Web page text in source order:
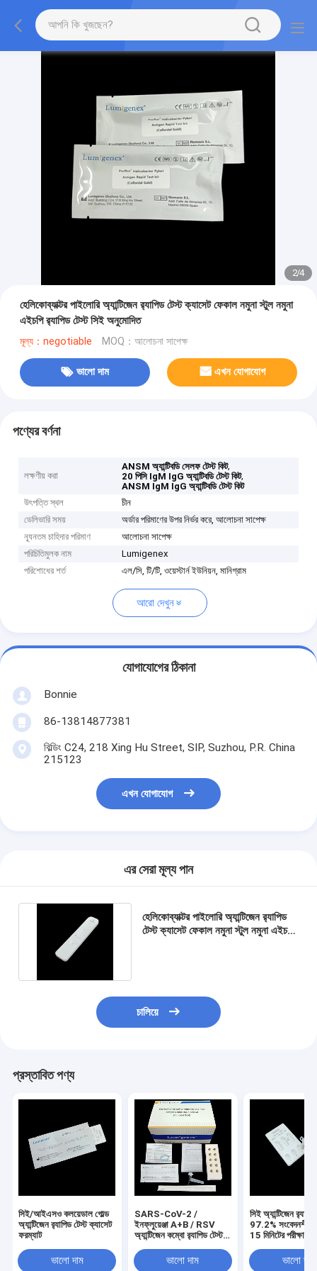
2/4
হেলিকোব্যাক্টর পাইলোরি অ্যান্টিজেন র‌্যাপিড টেস্ট ক্যাসেট ফেকাল নমুনা স্টুল নমুনা
এইচপি র‌্যাপিড টেস্ট সিই অনুমোদিত
মূল্য：negotiable MOQ：আলোচনা সাপেক্ষ
ভালো দাম এখন যোগাযোগ
পণ্যের বর্ণনা
লক্ষণীয় করা
ANSM অ্যান্টিবডি সেলফ টেস্ট কিট,
20 পিসি IgM IgG অ্যান্টিবডি টেস্ট কিট,
ANSM IgM IgG অ্যান্টিবডি টেস্ট কিট
উৎপত্তি স্থল
চীন
ডেলিভারি সময়
অর্ডার পরিমাণের উপর নির্ভর করে, আলোচনা সাপেক্ষ
ন্যূনতম চাহিদার পরিমাণ
আলোচনা সাপেক্ষ
পরিচিতিমুলক নাম
Lumigenex
পরিশোধের শর্ত
এল/সি, টি/টি, ওয়েস্টার্ন ইউনিয়ন, মানিগ্রাম
আরো দেখুন
যোগাযোগের ঠিকানা
Bonnie
86-13814877381
বিল্ডিং C24, 218 Xing Hu Street, SIP, Suzhou, P.R. China
215123
এখন যোগাযোগ
এর সেরা মূল্য পান
হেলিকোব্যাক্টর পাইলোরি অ্যান্টিজেন র‌্যাপিড
টেস্ট ক্যাসেট ফেকাল নমুনা স্টুল নমুনা এইচপি
চালিয়ে
প্রস্তাবিত পণ্য
সিই/আইএসও কলয়েডাল গোল্ড
অ্যান্টিজেন র‌্যাপিড টেস্ট ক্যাসেট
ফরম্যাট
ভালো দাম
SARS-CoV-2 /
ইনফ্লুয়েঞ্জা A+B / RSV
অ্যান্টিজেন কম্বো র‌্যাপিড টেস্ট
ভালো দাম
সিই অ্যান্টিজেন
97.2%
15 মিনিটের পরীক্ষার
ভালো দাম